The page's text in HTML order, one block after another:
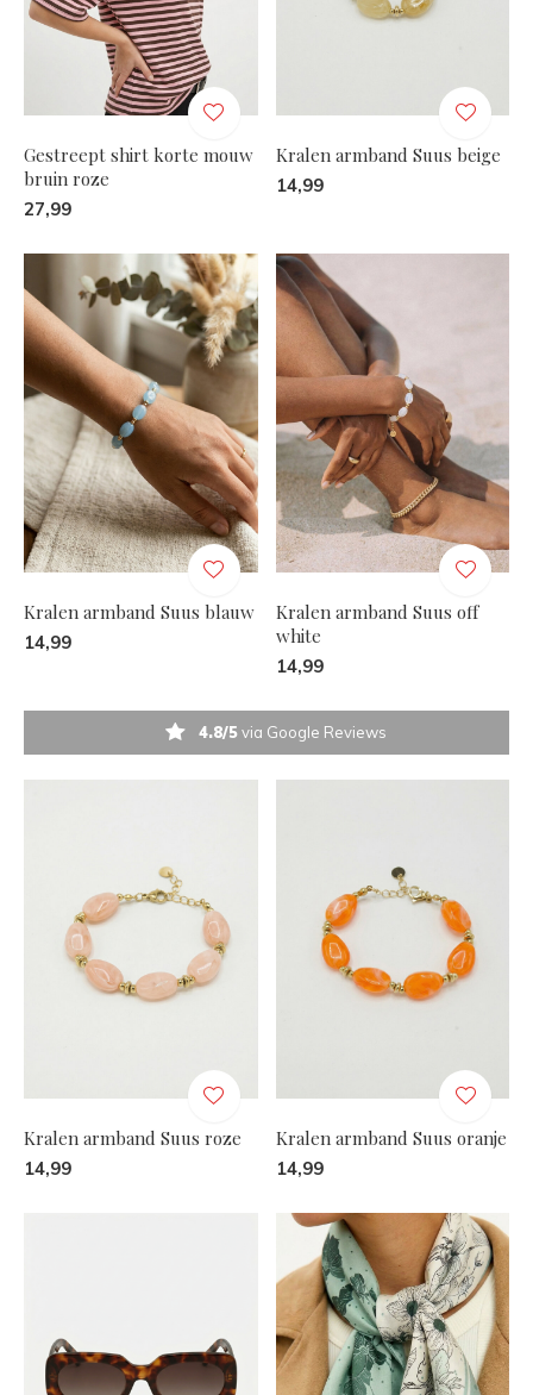
Gestreept shirt korte mouw
bruin roze
27,99
Kralen armband Suus beige
14,99
Kralen armband Suus blauw
14,99
Kralen armband Suus off
white
14,99
4.8/5via Google Reviews
Kralen armband Suus roze
14,99
Kralen armband Suus oranje
14,99